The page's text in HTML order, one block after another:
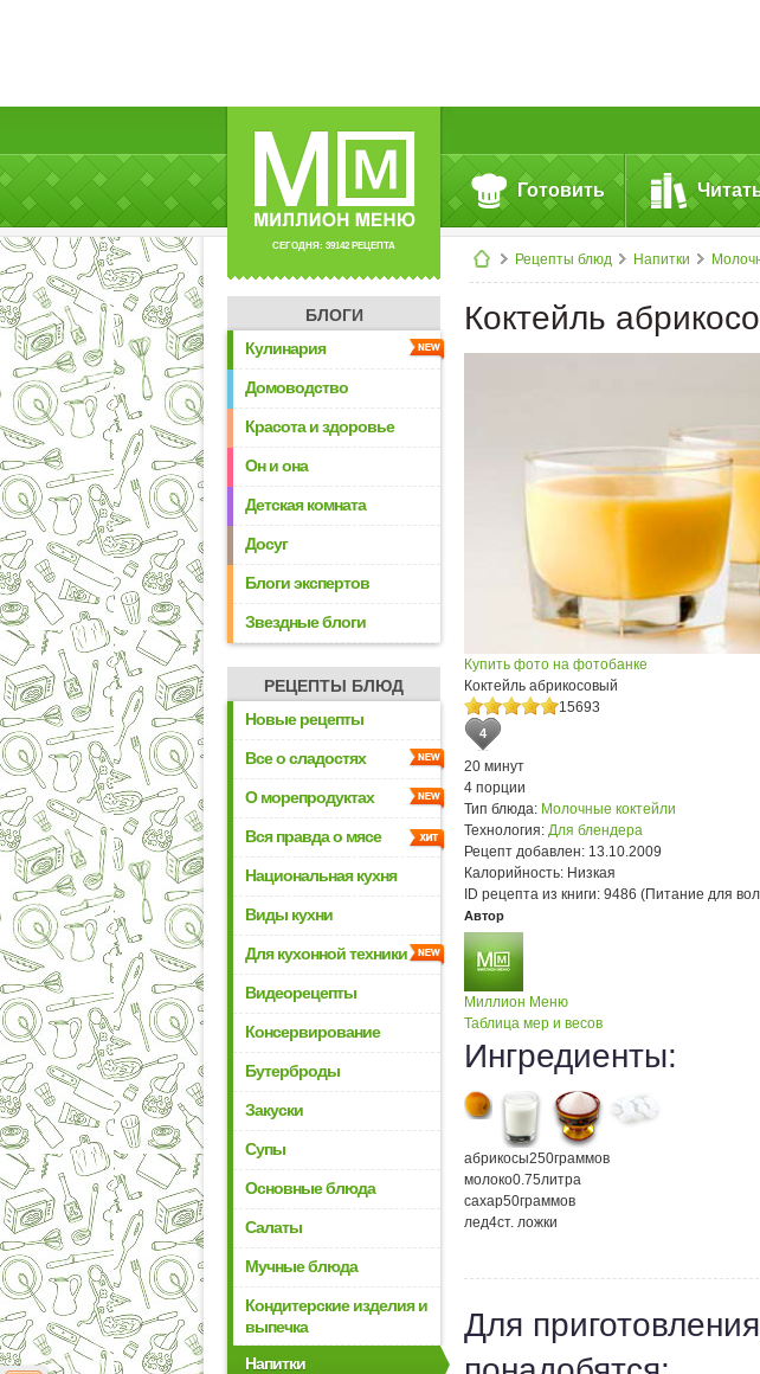
СЕГОДНЯ: 39142 РЕЦЕПТА
Готовить
Рецепты блюд Напитки
БЛОГИ
Кулинария
Домоводство
Красота и здоровье
Он и она
Детская комната
Досуг
Блоги экспертов
Звездные блоги
РЕЦЕПТЫ БЛЮД
Новые рецепты
Все о сладостях
О морепродуктах
Вся правда о мясе
Национальная кухня
Виды кухни
Для кухонной техники
Видеорецепты
Консервирование
Бутерброды
Закуски
Супы
Основные блюда
Салаты
Мучные блюда
Кондитерские изделия и
выпечка
Напитки
Коктейль
Купить фото на фотобанке
Коктейль абрикосовый
15693
4
20 минут
4 порции
Тип блюда: Молочные коктейли
Технология: Для блендера
Рецепт добавлен: 13.10.2009
Калорийность: Низкая
ID рецепта из книги: 9486 (Питание для
Автор
Миллион Меню
Таблица мер и весов
Ингредиенты:
абрикосы250граммов
молоко0.75литра
сахар50граммов
лед4ст. ложки
Для